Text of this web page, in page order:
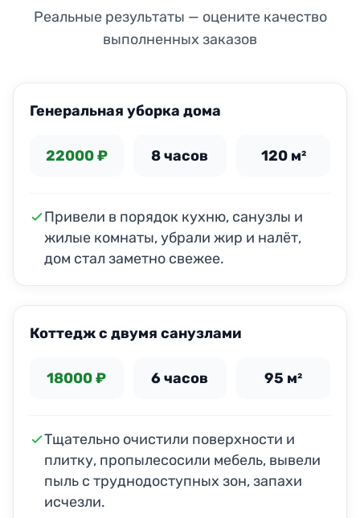
Реальные результаты — оцените качество
выполненных заказов
Генеральная уборка дома
22000 ₽ 8 часов 120 м²
Привели в порядок кухню, санузлы и
жилые комнаты, убрали жир и налёт,
дом стал заметно свежее.
Коттедж с двумя санузлами
18000 ₽ 6 часов 95 м²
Тщательно очистили поверхности и
плитку, пропылесосили мебель, вывели
пыль с труднодоступных зон, запахи
исчезли.